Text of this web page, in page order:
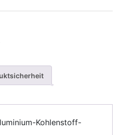
Kohlenstoff-